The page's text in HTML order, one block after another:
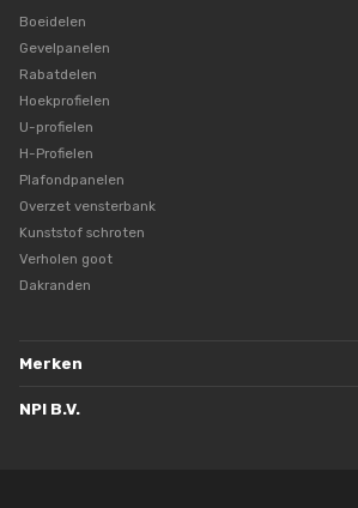
Boeidelen
Gevelpanelen
Rabatdelen
Hoekprofielen
U-profielen
H-Profielen
Plafondpanelen
Overzet vensterbank
Kunststof schroten
Verholen goot
Dakranden
Merken
NPI B.V.